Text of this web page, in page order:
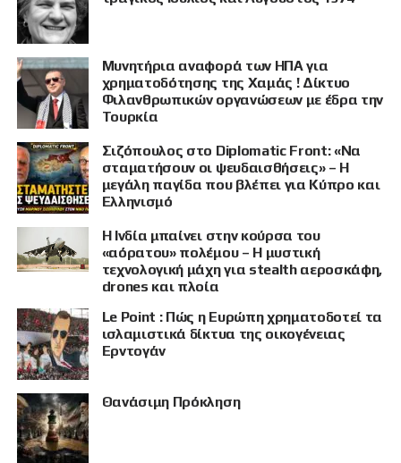
Μυνητήρια αναφορά των ΗΠΑ για
χρηματοδότησης της Χαμάς ! Δίκτυο
Φιλανθρωπικών οργανώσεων με έδρα την
Τουρκία
Σιζόπουλος στο Diplomatic Front: «Να
σταματήσουν οι ψευδαισθήσεις» – Η
μεγάλη παγίδα που βλέπει για Κύπρο και
Ελληνισμό
Η Ινδία μπαίνει στην κούρσα του
«αόρατου» πολέμου – Η μυστική
τεχνολογική μάχη για stealth αεροσκάφη,
drones και πλοία
Le Point : Πώς η Ευρώπη χρηματοδοτεί τα
ισλαμιστικά δίκτυα της οικογένειας
Ερντογάν
Θανάσιμη Πρόκληση